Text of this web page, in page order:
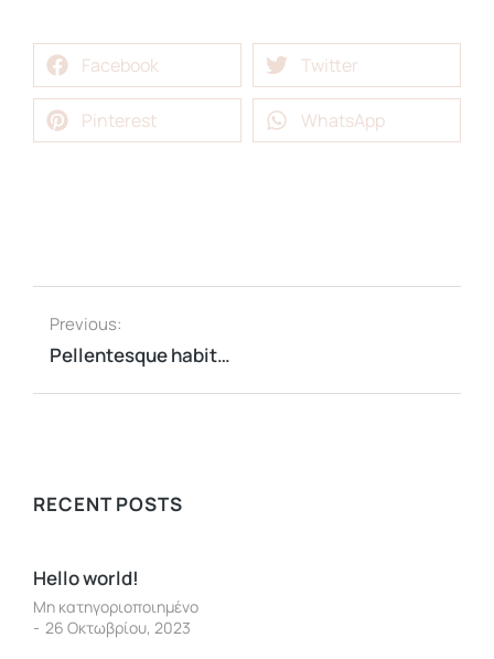
Facebook Twitter
Pinterest WhatsApp
Previous:
Pellentesque habitant morbi tristique of 2023
RECENT POSTS
Hello world!
Μη κατηγοριοποιημένο
26 Οκτωβρίου, 2023